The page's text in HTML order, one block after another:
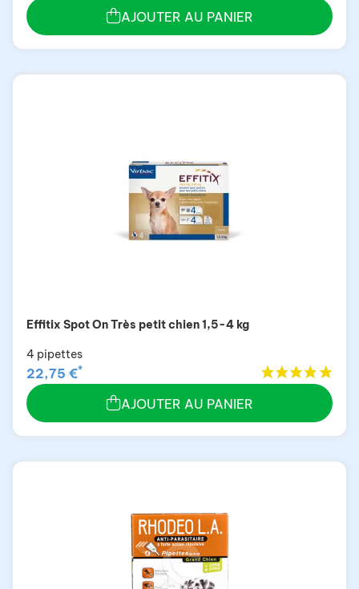
AJOUTER AU PANIER
Effitix Spot On Très petit chien 1,5-4 kg
4 pipettes
22,75 €*
AJOUTER AU PANIER